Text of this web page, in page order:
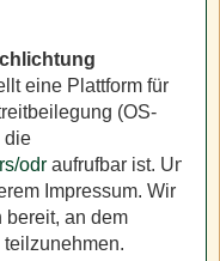
eine Plattform für
(OS-
die
odr aufrufbar ist.
Impressum. Wir
bereit, an dem